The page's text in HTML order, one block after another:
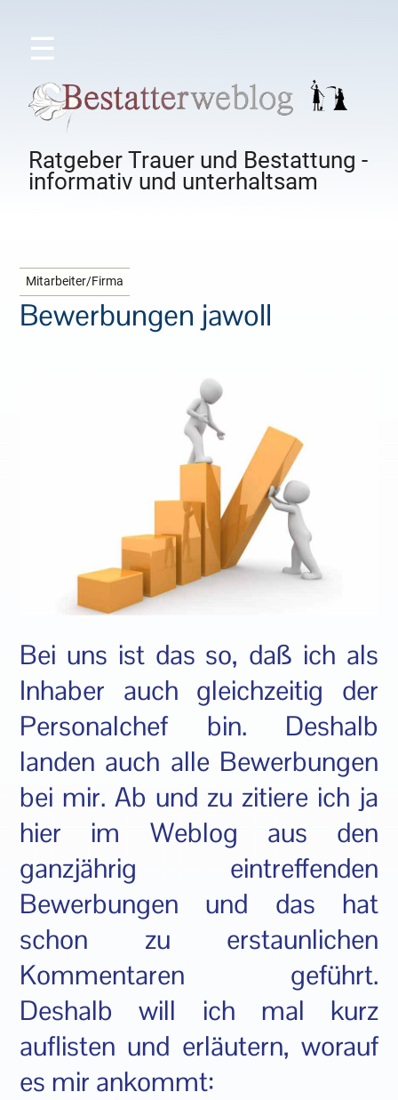
☰
Ratgeber Trauer und Bestattung -
informativ und unterhaltsam
Mitarbeiter/Firma
Bewerbungen jawoll
Bei uns ist das so, daß ich als
Inhaber auch gleichzeitig der
Personalchef bin. Deshalb
landen auch alle Bewerbungen
bei mir. Ab und zu zitiere ich ja
hier im Weblog aus den
ganzjährig eintreffenden
Bewerbungen und das hat
schon zu erstaunlichen
Kommentaren geführt.
Deshalb will ich mal kurz
auflisten und erläutern, worauf
es mir ankommt: